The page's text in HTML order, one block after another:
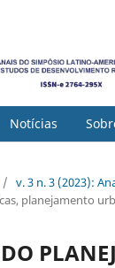
Notícias
/ v. 3 n. 3 (2023):
planejamento
DO